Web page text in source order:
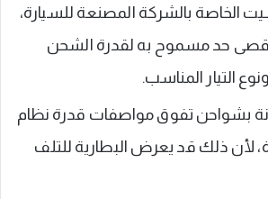
شيت الخاصة بالشركة المصنعة للسيارة،
حد مسموح به لقدرة الشحن
التيار المناسب.
بشواحن تفوق مواصفات قدرة نظام
لأن ذلك قد يعرض البطارية للتلف